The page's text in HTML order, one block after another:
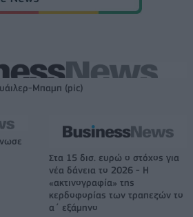
Μπαμπ (pic)
Στα 15 δισ. ευρώ ο στόχος για
νέα δάνεια το 2026 - Η
«ακτινογραφία» της
κερδοφορίας των τραπεζών το
α΄ εξάμηνο